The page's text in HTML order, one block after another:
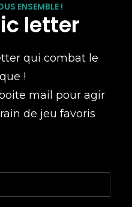
ENSEMBLE !
letter
qui combat le
!
mail pour agir
de jeu favoris